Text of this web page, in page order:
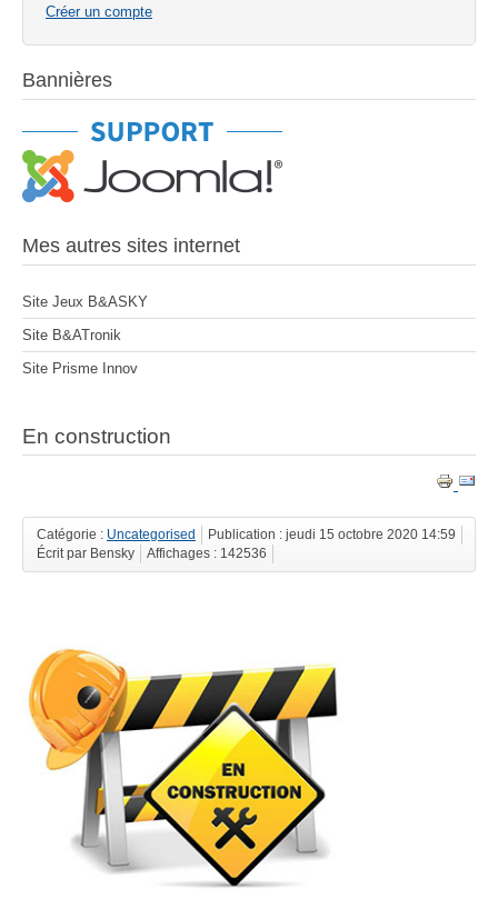
Créer un compte
Bannières
Mes autres sites internet
Site Jeux B&ASKY
Site B&ATronik
Site Prisme Innov
En construction
Catégorie : Uncategorised
Publication : jeudi 15 octobre 2020 14:59
Écrit par Bensky
Affichages : 142536